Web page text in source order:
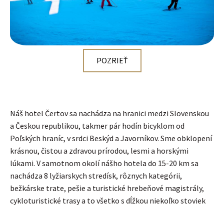
POZRIEŤ
Náš hotel Čertov sa nachádza na hranici medzi Slovenskou
a Českou republikou, takmer pár hodín bicyklom od
Poľských hraníc, v srdci Beskýd a Javorníkov. Sme obklopení
krásnou, čistou a zdravou prírodou, lesmi a horskými
lúkami. V samotnom okolí nášho hotela do 15-20 km sa
nachádza 8 lyžiarskych stredísk, rôznych kategórii,
bežkárske trate, pešie a turistické hrebeňové magistrály,
cykloturistické trasy a to všetko s dĺžkou niekoľko stoviek